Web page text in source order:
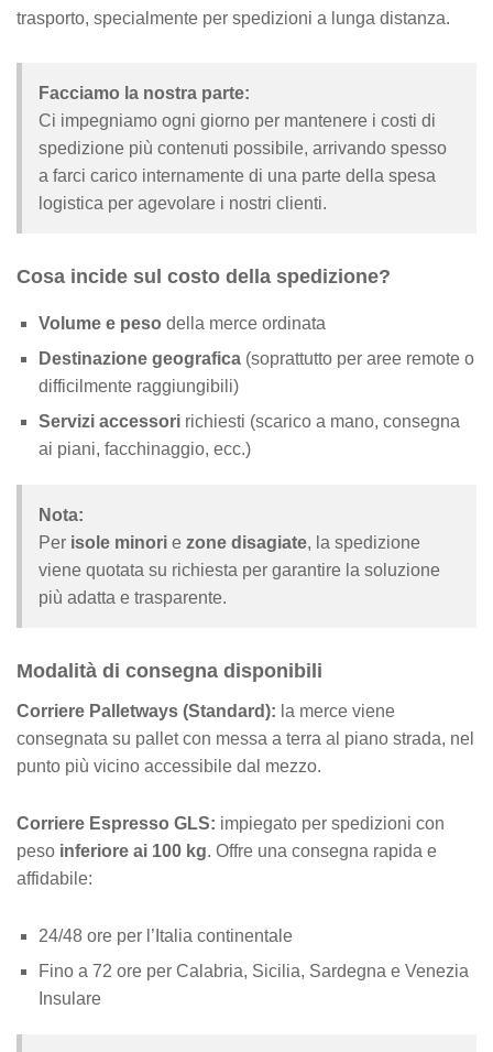
trasporto, specialmente per spedizioni a lunga distanza.
Facciamo la nostra parte:
Ci impegniamo ogni giorno per mantenere i costi di
spedizione più contenuti possibile, arrivando spesso
a farci carico internamente di una parte della spesa
logistica per agevolare i nostri clienti.
Cosa incide sul costo della spedizione?
Volume e peso della merce ordinata
Destinazione geografica (soprattutto per aree remote o
difficilmente raggiungibili)
Servizi accessori richiesti (scarico a mano, consegna
ai piani, facchinaggio, ecc.)
Nota:
Per isole minori e zone disagiate, la spedizione
viene quotata su richiesta per garantire la soluzione
più adatta e trasparente.
Modalità di consegna disponibili
Corriere Palletways (Standard): la merce viene
consegnata su pallet con messa a terra al piano strada, nel
punto più vicino accessibile dal mezzo.
Corriere Espresso GLS: impiegato per spedizioni con
peso inferiore ai 100 kg. Offre una consegna rapida e
affidabile:
24/48 ore per l’Italia continentale
Fino a 72 ore per Calabria, Sicilia, Sardegna e Venezia
Insulare